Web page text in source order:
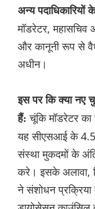
अन्य पदाधिकारियों
मॉडरेटर, महासचिव
और कानूनी रूप से
अधीन।
इस पर कि क्या नए
हैं:चूंकि मॉडरेटर का
यह सीएसआई के 4.5
संस्था मुकदमों के
करे। इसके अलावा,
ने संशोधन